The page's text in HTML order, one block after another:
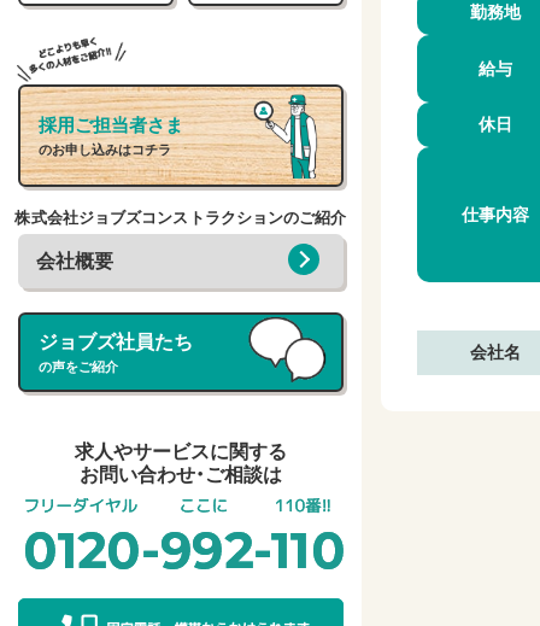
勤務地
給与
休日
仕事内容
会社名
採用ご担当者さま
のお申し込みはコチラ
株式会社ジョブズコンストラクションのご紹介
会社概要
ジョブズ社員たち
の声をご紹介
求人やサービスに関する
お問い合わせ・ご相談は